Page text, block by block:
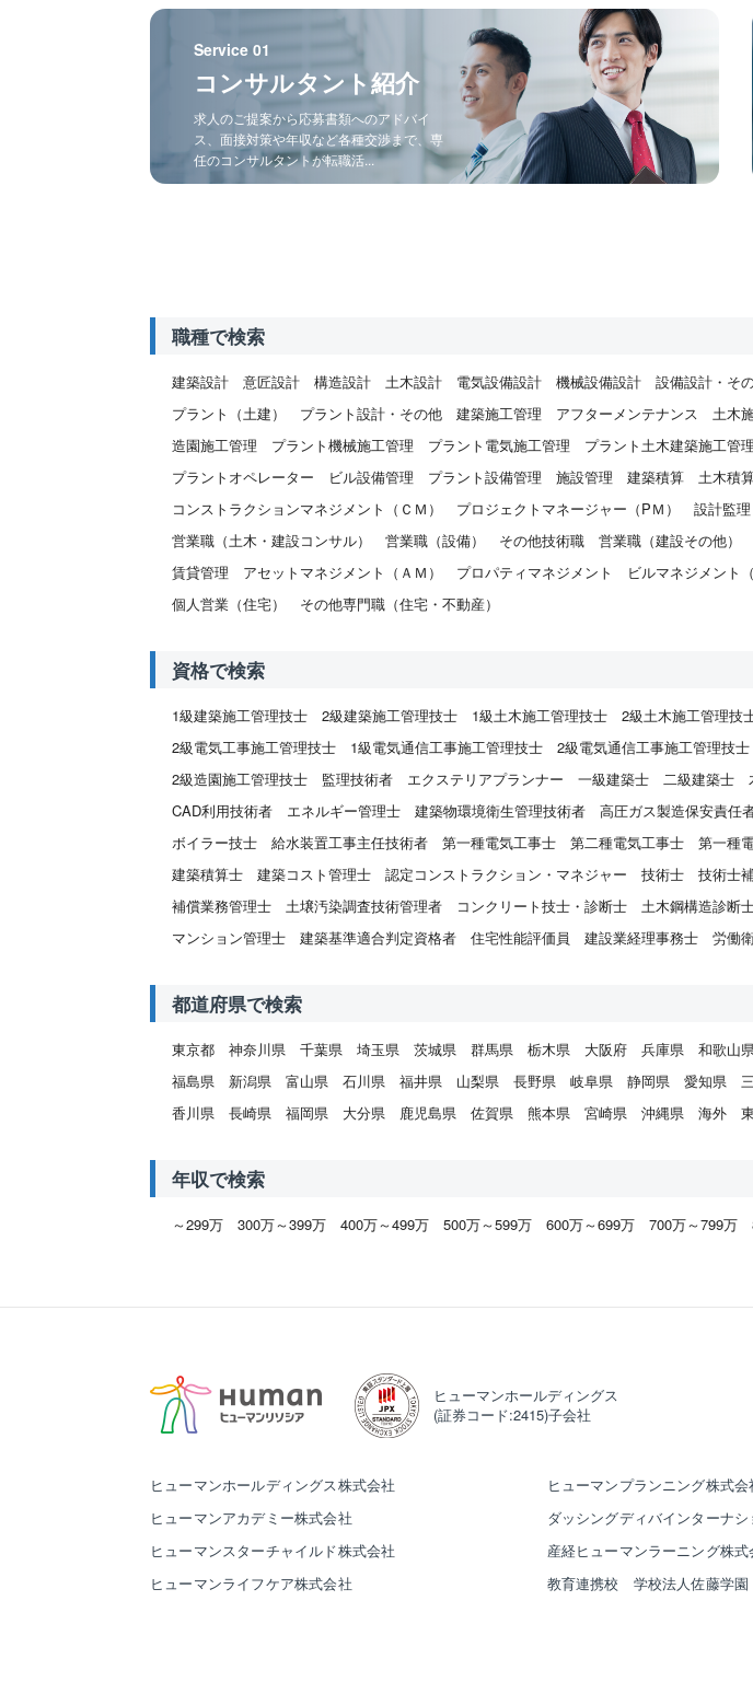
Service 01
コンサルタント紹介
求人のご提案から応募書類へのアドバイ
ス、面接対策や年収など各種交渉まで、専
任のコンサルタントが転職活...
職種で検索
建築設計 意匠設計 構造設計 土木設計 電気設備設計 機械設備設計 設備設計・そ
プラント（土建）
プラント設計・その他 建築施工管理 アフターメンテナンス 土木
造園施工管理
プラント機械施工管理 プラント電気施工管理 プラント土木建築施工管理
プラントオペレーター
ビル設備管理 プラント設備管理 施設管理 建築積算 土木積
コンストラクションマネジメント（ＣＭ）
プロジェクトマネージャー（PＭ） 設計監理
営業職（土木・建設コンサル）
営業職（設備） その他技術職 営業職（建設その他）
賃貸管理
アセットマネジメント（ＡＭ） プロパティマネジメント ビルマネジメント
個人営業（住宅）
その他専門職（住宅・不動産）
資格で検索
1級建築施工管理技士 2級建築施工管理技士 1級土木施工管理技士 2級土木施工管理技
2級電気工事施工管理技士
1級電気通信工事施工管理技士 2級電気通信工事施工管理技士
2級造園施工管理技士
監理技術者 エクステリアプランナー 一級建築士 二級建築士
CAD利用技術者
エネルギー管理士 建築物環境衛生管理技術者 高圧ガス製造保安責任
ボイラー技士
給水装置工事主任技術者 第一種電気工事士 第二種電気工事士 第一種
建築積算士
建築コスト管理士 認定コンストラクション・マネジャー 技術士 技術士
補償業務管理士
土壌汚染調査技術管理者 コンクリート技士・診断士 土木鋼構造診断
マンション管理士
建築基準適合判定資格者 住宅性能評価員 建設業経理事務士 労働
都道府県で検索
東京都 神奈川県 千葉県 埼玉県 茨城県 群馬県 栃木県 大阪府 兵庫県 和歌山
福島県
新潟県 富山県 石川県 福井県 山梨県 長野県 岐阜県 静岡県 愛知県
香川県
長崎県 福岡県 大分県 鹿児島県 佐賀県 熊本県 宮崎県 沖縄県 海外
年収で検索
～299万 300万～399万 400万～499万 500万～599万 600万～699万 700万～799万
ヒューマンホールディングス
(証券コード:2415)子会社
ヒューマンホールディングス株式会社
ヒューマンアカデミー株式会社
ヒューマンスターチャイルド株式会社
ヒューマンライフケア株式会社
ヒューマンプランニング株式会
ダッシングディバインターナ
産経ヒューマンラーニング株式
教育連携校 学校法人佐藤学園